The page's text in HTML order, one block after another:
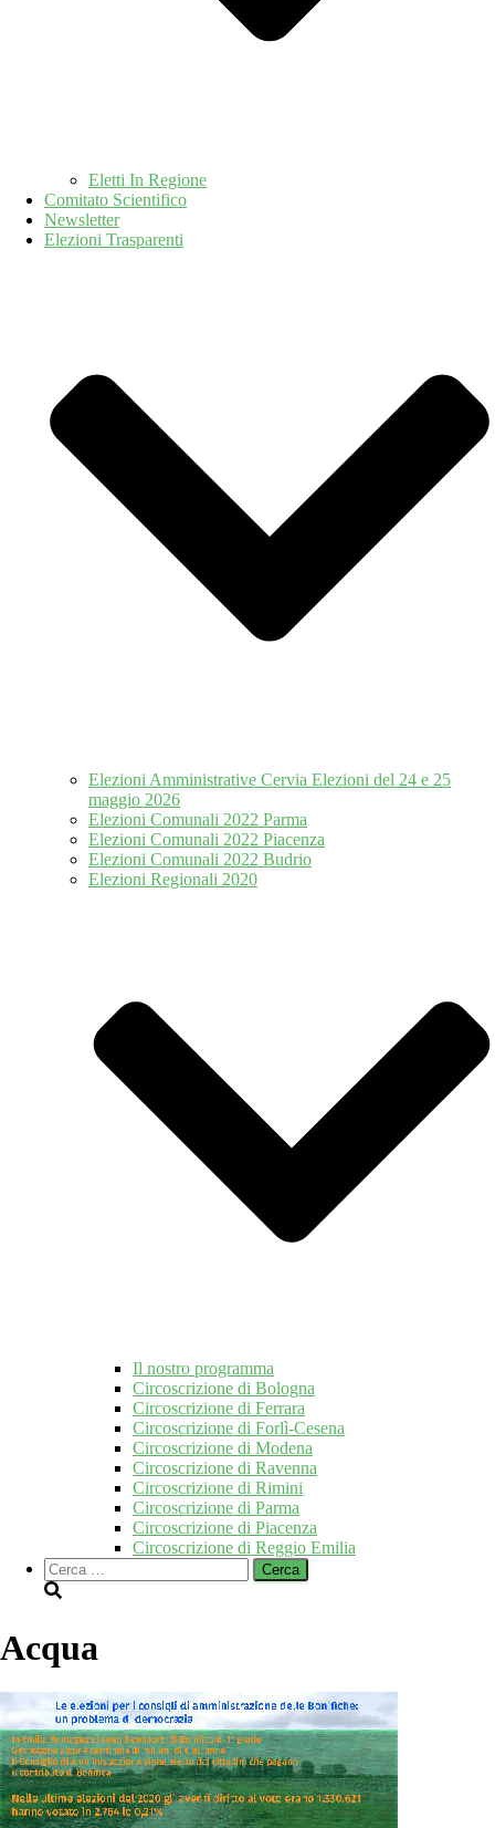
Eletti In Regione
Comitato Scientifico
Newsletter
Elezioni Trasparenti
Elezioni Amministrative Cervia Elezioni del 24 e 25
maggio 2026
Elezioni Comunali 2022 Parma
Elezioni Comunali 2022 Piacenza
Elezioni Comunali 2022 Budrio
Elezioni Regionali 2020
Il nostro programma
Circoscrizione di Bologna
Circoscrizione di Ferrara
Circoscrizione di Forlì-Cesena
Circoscrizione di Modena
Circoscrizione di Ravenna
Circoscrizione di Rimini
Circoscrizione di Parma
Circoscrizione di Piacenza
Circoscrizione di Reggio Emilia
Ricerca
per:
Acqua